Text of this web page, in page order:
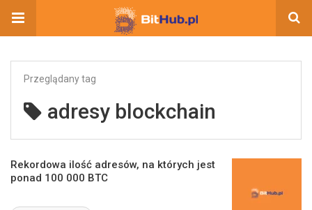
Przeglądany tag
adresy blockchain
Rekordowa ilość adresów, na których jest
ponad 100 000 BTC